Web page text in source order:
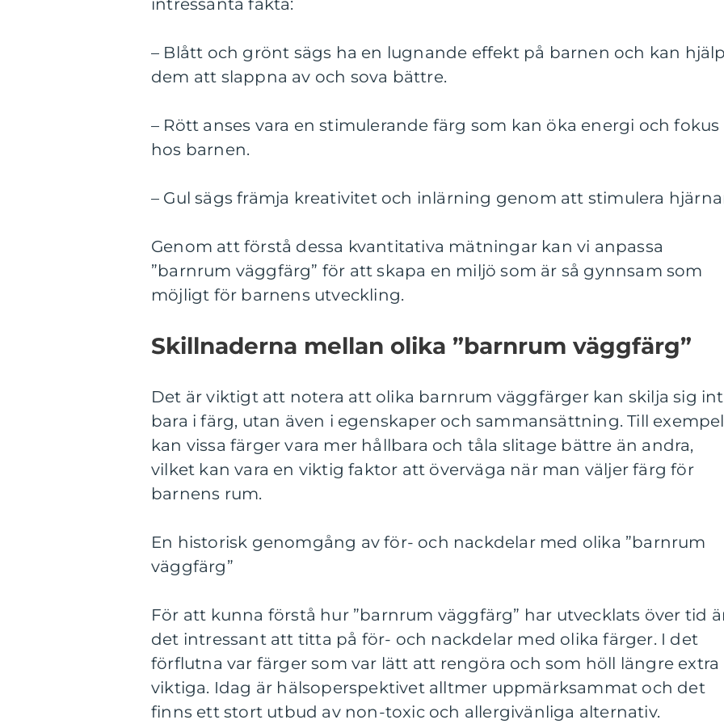
– Blått och grönt sägs ha en lugnande effekt på barnen och kan
dem att slappna av och sova bättre.
– Rött anses vara en stimulerande färg som kan öka energi och fokus
hos barnen.
– Gul sägs främja kreativitet och inlärning genom att stimulera
Genom att förstå dessa kvantitativa mätningar kan vi anpassa
”barnrum väggfärg” för att skapa en miljö som är så gynnsam som
möjligt för barnens utveckling.
Skillnaderna mellan olika ”barnrum väggfärg”
Det är viktigt att notera att olika barnrum väggfärger kan skilja sig
bara i färg, utan även i egenskaper och sammansättning. Till exempel
kan vissa färger vara mer hållbara och tåla slitage bättre än andra,
vilket kan vara en viktig faktor att överväga när man väljer färg för
barnens rum.
En historisk genomgång av för- och nackdelar med olika ”barnrum
väggfärg”
För att kunna förstå hur ”barnrum väggfärg” har utvecklats över tid
det intressant att titta på för- och nackdelar med olika färger. I det
förflutna var färger som var lätt att rengöra och som höll längre extra
viktiga. Idag är hälsoperspektivet alltmer uppmärksammat och det
finns ett stort utbud av non-toxic och allergivänliga alternativ.